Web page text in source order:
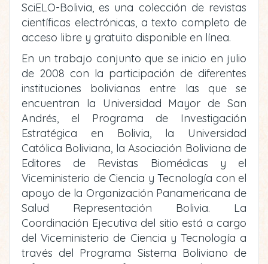
SciELO-Bolivia, es una colección de revistas
científicas electrónicas, a texto completo de
acceso libre y gratuito disponible en línea.
En un trabajo conjunto que se inicio en julio
de 2008 con la participación de diferentes
instituciones bolivianas entre las que se
encuentran la Universidad Mayor de San
Andrés, el Programa de Investigación
Estratégica en Bolivia, la Universidad
Católica Boliviana, la Asociación Boliviana de
Editores de Revistas Biomédicas y el
Viceministerio de Ciencia y Tecnología con el
apoyo de la Organización Panamericana de
Salud Representación Bolivia. La
Coordinación Ejecutiva del sitio está a cargo
del Viceministerio de Ciencia y Tecnología a
través del Programa Sistema Boliviano de